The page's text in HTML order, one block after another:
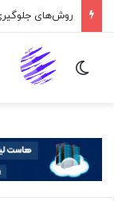
تغییر پوسته